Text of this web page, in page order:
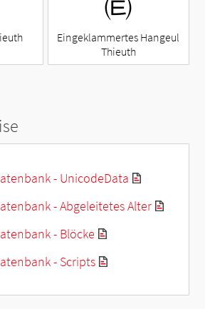
Eingeklammertes Hangeul
Thieuth
- UnicodeData
- Abgeleitetes Alter
- Blöcke
- Scripts